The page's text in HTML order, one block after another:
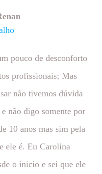
pouco de desconforto
profissionais; Mas
não tivemos dúvida
não digo somente por
10 anos mas sim pela
ele é. Eu Carolina
o inicio e sei que ele